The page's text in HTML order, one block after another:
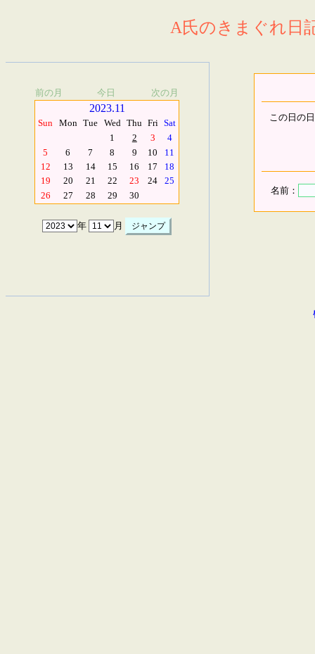
A氏のきまぐれ日
前の月 今日 次の月
2023.11
Sun Mon Tue Wed Thu Fri Sat
1
2 3
4
5
6 7 8 9 10
11
12
13 14 15 16 17
18
19
20 21 22 23 24
25
26
27 28 29 30
年 月
この日の
名前：